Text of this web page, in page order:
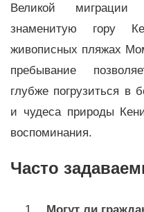
Великой миграции
знаменитую гору
живописных пляжах
пребывание
глубже погрузиться в
и чудеса природы
воспоминания.
Часто